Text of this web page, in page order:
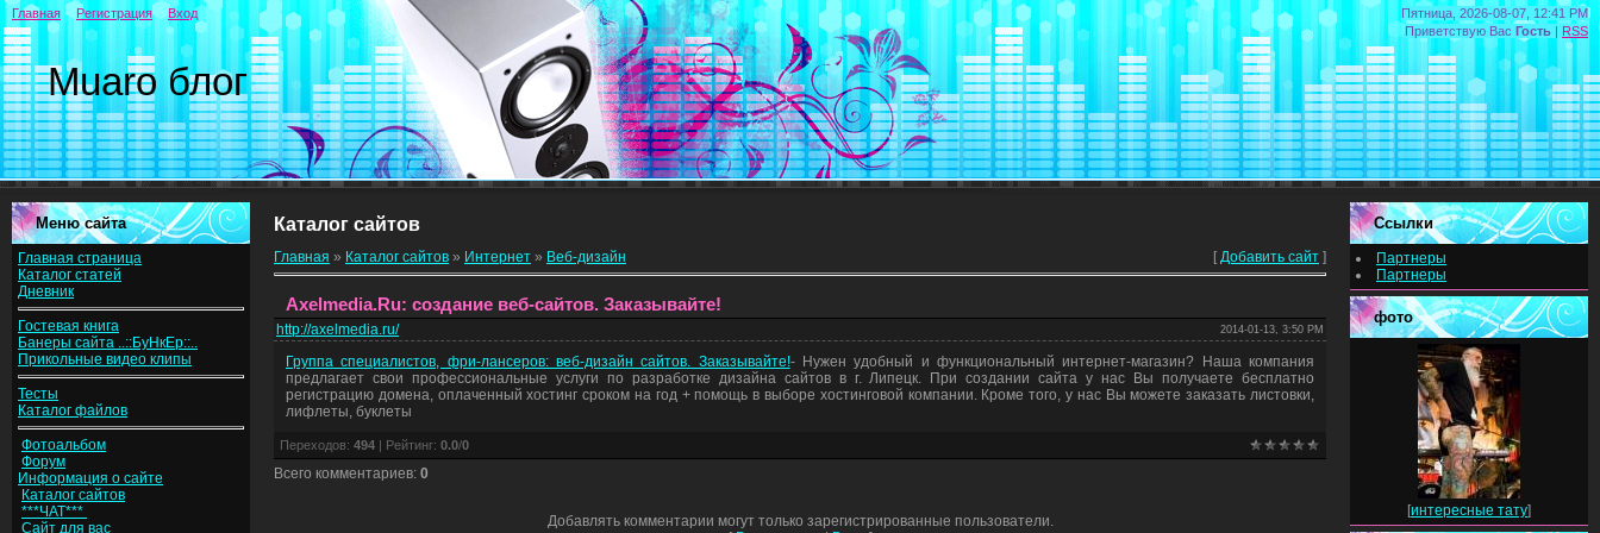
Пятница, 2026-08-07, 12:41 PM
Приветствую Вас Гость | RSS
Muaro блог
Главная Регистрация Вход
Меню сайта
Главная страница
Каталог статей
Дневник
Гостевая книга
Банеры сайта ..::БуНкЕр::..
Прикольные видео клипы
Тесты
Каталог файлов
Фотоальбом
Форум
Информация о сайте
Каталог сайтов
***ЧАТ***
Сайт для вас
Каталог сайтов
Главная » Каталог сайтов » Интернет » Веб-дизайн [ Добавить сайт ]
Axelmedia.Ru: создание веб-сайтов. Заказывайте!
http://axelmedia.ru/ 2014-01-13, 3:50 PM
Группа специалистов, фри-лансеров: веб-дизайн сайтов. Заказывайте!- Нужен удобный и функциональный интернет-магазин? Наша компания
предлагает свои профессиональные услуги по разработке дизайна сайтов в г. Липецк. При создании сайта у нас Вы получаете бесплатно
регистрацию домена, оплаченный хостинг сроком на год + помощь в выборе хостинговой компании. Кроме того, у нас Вы можете заказать листовки,
лифлеты, буклеты
Переходов: 494 | Рейтинг: 0.0/0
Всего комментариев: 0
Добавлять комментарии могут только зарегистрированные пользователи.
Ссылки
Партнеры
Партнеры
фото
[интересные тату]